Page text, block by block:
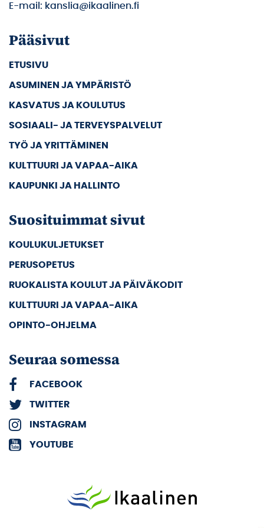
E-mail: kanslia@ikaalinen.fi
Pääsivut
ETUSIVU
ASUMINEN JA YMPÄRISTÖ
KASVATUS JA KOULUTUS
SOSIAALI- JA TERVEYSPALVELUT
TYÖ JA YRITTÄMINEN
KULTTUURI JA VAPAA-AIKA
KAUPUNKI JA HALLINTO
Suosituimmat sivut
KOULUKULJETUKSET
PERUSOPETUS
RUOKALISTA KOULUT JA PÄIVÄKODIT
KULTTUURI JA VAPAA-AIKA
OPINTO-OHJELMA
Seuraa somessa
FACEBOOK
TWITTER
INSTAGRAM
YOUTUBE